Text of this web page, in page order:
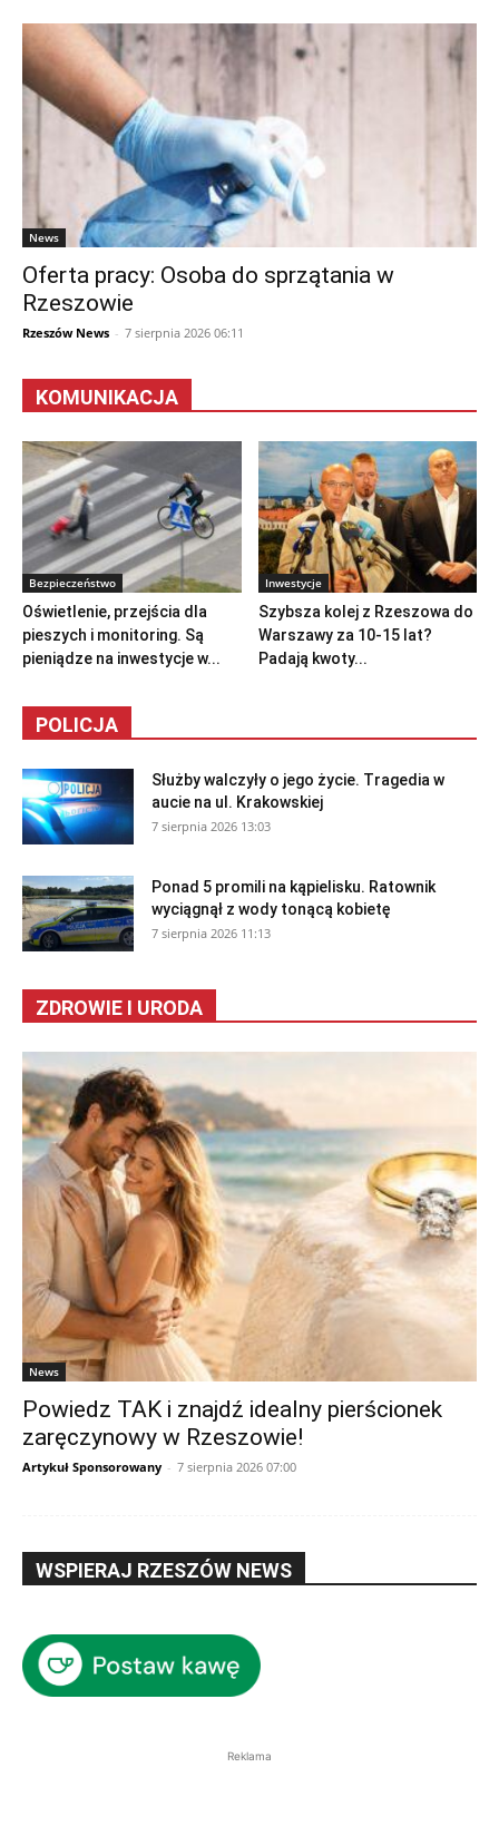
News
Oferta pracy: Osoba do sprzątania w
Rzeszowie
Rzeszów News - 7 sierpnia 2026 06:11
KOMUNIKACJA
Bezpieczeństwo
Oświetlenie, przejścia dla
pieszych i monitoring. Są
pieniądze na inwestycje w...
Inwestycje
Szybsza kolej z Rzeszowa do
Warszawy za 10-15 lat?
Padają kwoty...
POLICJA
Służby walczyły o jego życie. Tragedia w
aucie na ul. Krakowskiej
7 sierpnia 2026 13:03
Ponad 5 promili na kąpielisku. Ratownik
wyciągnął z wody tonącą kobietę
7 sierpnia 2026 11:13
ZDROWIE I URODA
News
Powiedz TAK i znajdź idealny pierścionek
zaręczynowy w Rzeszowie!
Artykuł Sponsorowany - 7 sierpnia 2026 07:00
WSPIERAJ RZESZÓW NEWS
Reklama